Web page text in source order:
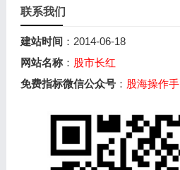
联系我们
建站时间 ：2014-06-18
网站名称： 股市长红
免费指标微信公众号： 股海操作手